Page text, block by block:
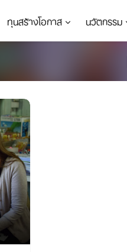
ทุนสร้างโอกาส นวัตกรรม